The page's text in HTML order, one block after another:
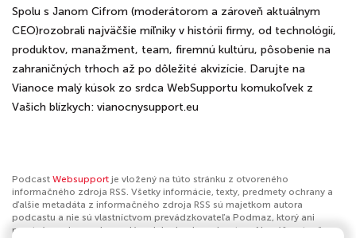
Spolu s Janom Cifrom (moderátorom a zároveň aktuálnym
CEO)rozobrali najväčšie míľniky v histórii firmy, od technológií,
produktov, manažment, team, firemnú kultúru, pôsobenie na
zahraničných trhoch až po dôležité akvizície. Darujte na
Vianoce malý kúsok zo srdca WebSupportu komukoľvek z
Vašich blízkych: vianocnysupport.eu
Podcast Websupport je vložený na túto stránku z otvoreného
informačného zdroja RSS. Všetky informácie, texty, predmety ochrany a
ďalšie metadáta z informačného zdroja RSS sú majetkom autora
podcastu a nie sú vlastníctvom prevádzkovateľa Podmaz, ktorý ani
nevytvára ani nezodpovedá za ich obsah podcastov. Ak máš za to, že